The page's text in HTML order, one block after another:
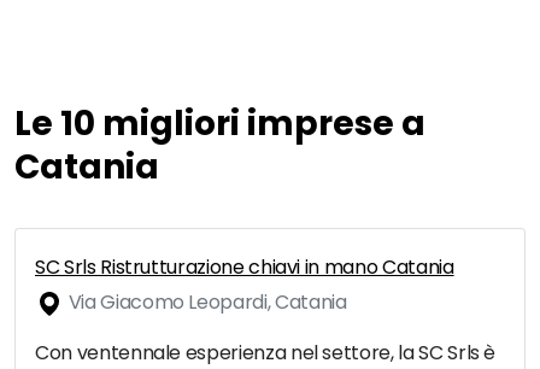
Le 10 migliori imprese a
Catania
SC Srls Ristrutturazione chiavi in mano Catania
Via Giacomo Leopardi, Catania
Con ventennale esperienza nel settore, la SC Srls è